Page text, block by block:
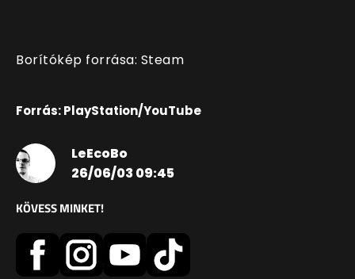
Borítókép forrása: Steam
Forrás: PlayStation/YouTube
LeEcoBo
26/06/03 09:45
KÖVESS MINKET!